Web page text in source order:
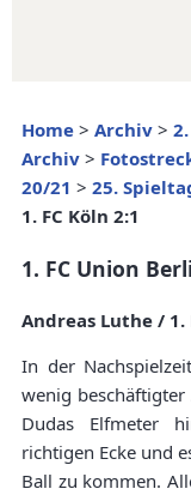
Home > Archiv >
Archiv >
20/21 > 25.
1. FC Köln 2:1
1. FC Union
Andreas Luthe / 1.
In der
wenig
Dudas Elfmeter
richtigen Ecke und
Ball zu kommen.